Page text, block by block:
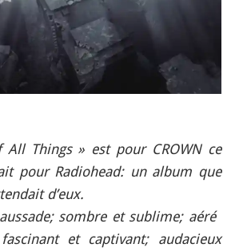
All Things » est pour CROWN ce
pour Radiohead: un album que
d’eux.
sombre et sublime; aéré
et captivant; audacieux